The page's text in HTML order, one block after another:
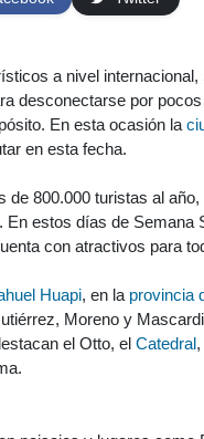
a nivel
desconectarse por
En esta ocasión la
en esta fecha.
de 800.000 turistas al
. En estos días de Semana
con atractivos para
Huapi, en la provincia
Moreno y
el Otto, el Catedral